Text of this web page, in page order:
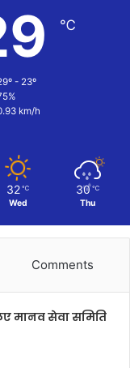
℃
- 23º
km/h
32 ℃
Wed
30 ℃
Thu
Comments
मानव सेवा समिति